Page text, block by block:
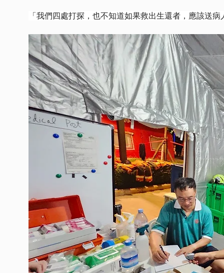
「我們四處打探，也不知道如果救出生還者，應該送